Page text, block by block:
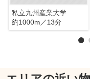
私立九州産業大学
約1000m／13分